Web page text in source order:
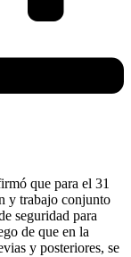
que para el 31
y trabajo conjunto
seguridad para
de que en la
y posteriores, se